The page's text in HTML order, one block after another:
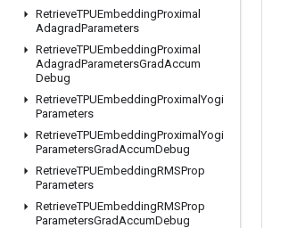
RetrieveTPUEmbeddingProximal
AdagradParameters
RetrieveTPUEmbeddingProximal
AdagradParametersGradAccum
Debug
RetrieveTPUEmbeddingProximalYogi
Parameters
RetrieveTPUEmbeddingProximalYogi
ParametersGradAccumDebug
RetrieveTPUEmbeddingRMSProp
Parameters
RetrieveTPUEmbeddingRMSProp
ParametersGradAccumDebug